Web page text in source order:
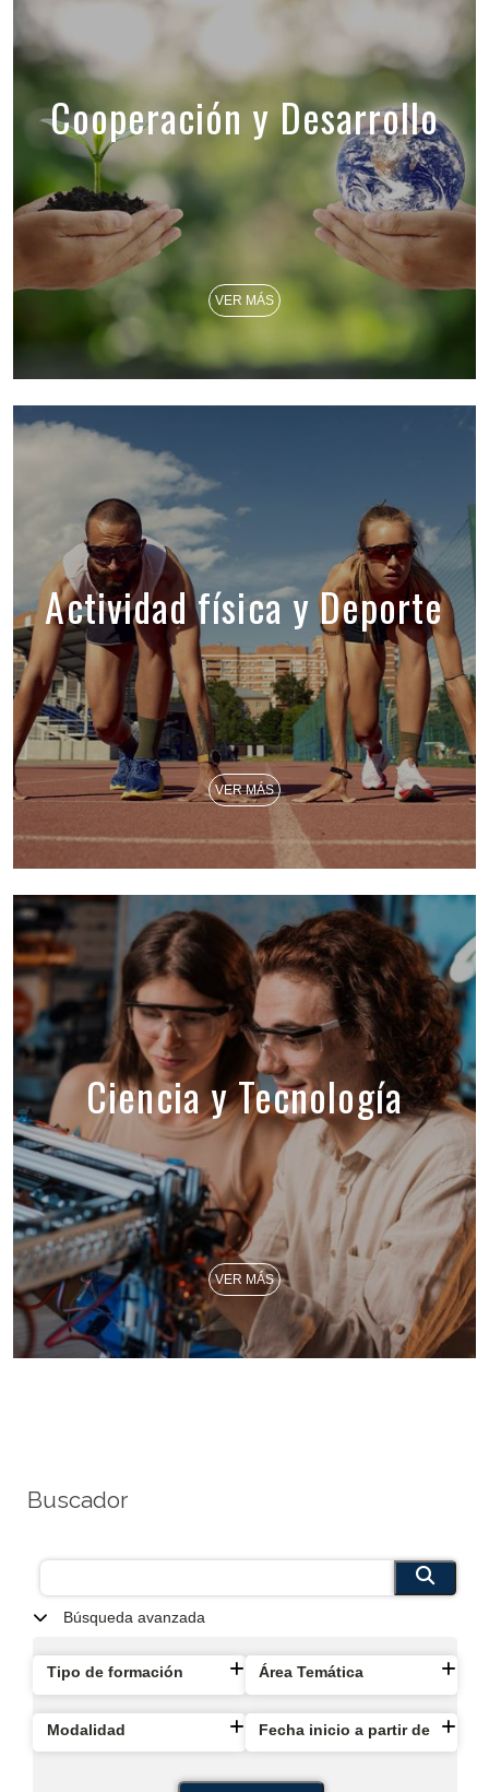
Cooperación y Desarrollo
VER MÁS
Actividad física y Deporte
VER MÁS
Ciencia y Tecnología
VER MÁS
Buscador
Búsqueda avanzada
Tipo de formación Área Temática
Modalidad Fecha inicio a partir de